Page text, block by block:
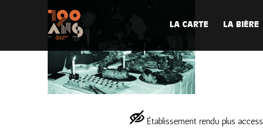
LA CARTE LA BIÈRE
Établissement rendu plus